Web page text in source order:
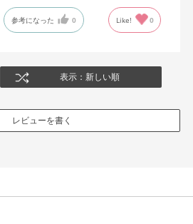
参考になった 0 Like! 0
表示：新しい順
レビューを書く